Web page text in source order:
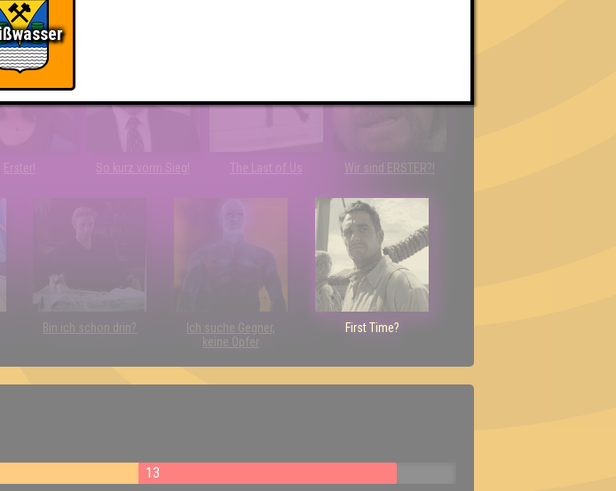
Erster! So kurz vorm Sieg! The Last of Us Wir sind ERSTER?!
Bin ich schon drin?
Ich suche Gegner,
keine Opfer
First Time?
13